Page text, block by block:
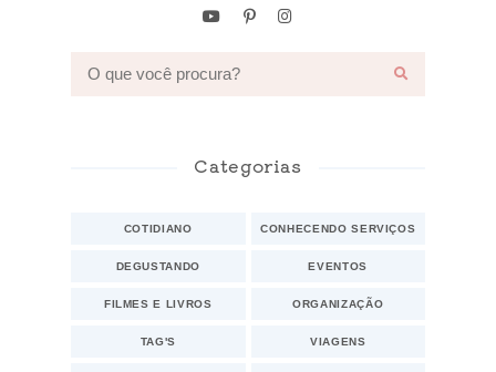
Categorias
COTIDIANO CONHECENDO SERVIÇOS
DEGUSTANDO EVENTOS
FILMES E LIVROS ORGANIZAÇÃO
TAG'S VIAGENS